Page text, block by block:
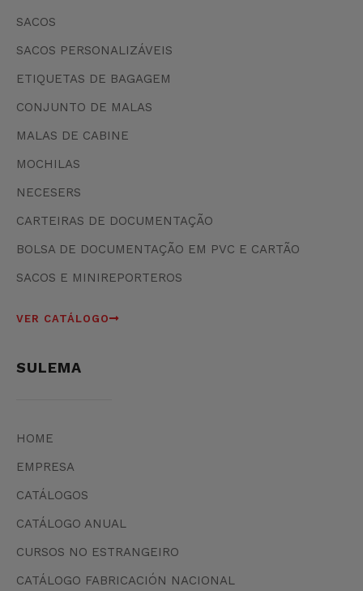
SACOS
SACOS PERSONALIZÁVEIS
ETIQUETAS DE BAGAGEM
CONJUNTO DE MALAS
MALAS DE CABINE
MOCHILAS
NECESERS
CARTEIRAS DE DOCUMENTAÇÃO
BOLSA DE DOCUMENTAÇÃO EM PVC E CARTÃO
SACOS E MINIREPORTEROS
VER CATÁLOGO
SULEMA
HOME
EMPRESA
CATÁLOGOS
CATÁLOGO ANUAL
CURSOS NO ESTRANGEIRO
CATÁLOGO FABRICACIÓN NACIONAL